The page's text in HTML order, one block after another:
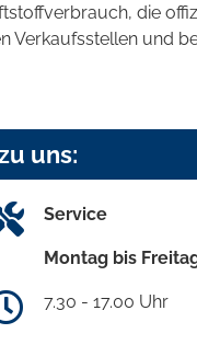
die
und
uns:
Service
Montag bis
7.30 - 17.00 Uhr